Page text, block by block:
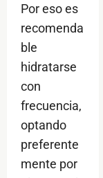
Por eso es
recomenda
ble
hidratarse
con
frecuencia,
optando
preferente
mente por